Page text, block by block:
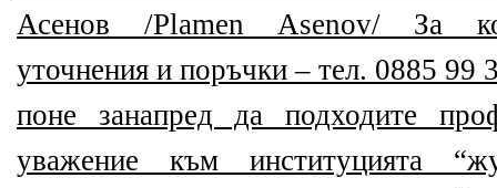
Асенов /Plamen Asenov/ За
уточнения и поръчки – тел. 0885 99
поне занапред да подходите
уважение към институцията